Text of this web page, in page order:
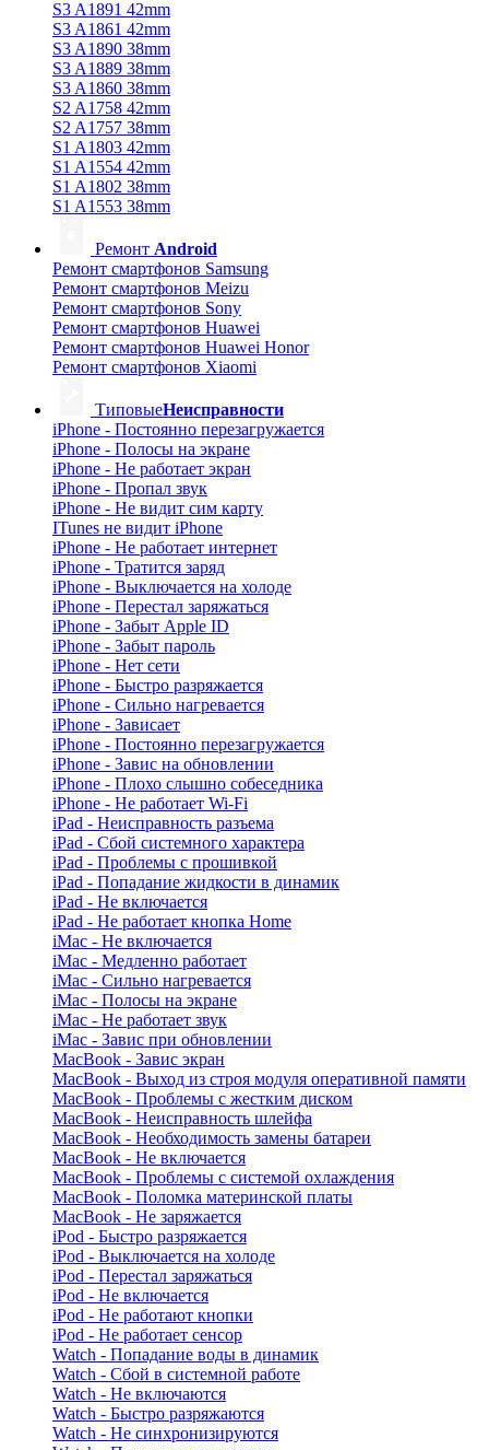
S3 A1891 42mm
S3 A1861 42mm
S3 A1890 38mm
S3 A1889 38mm
S3 A1860 38mm
S2 A1758 42mm
S2 A1757 38mm
S1 A1803 42mm
S1 A1554 42mm
S1 A1802 38mm
S1 A1553 38mm
Ремонт Android
Ремонт смартфонов Samsung
Ремонт смартфонов Meizu
Ремонт смартфонов Sony
Ремонт смартфонов Huawei
Ремонт смартфонов Huawei Honor
Ремонт смартфонов Xiaomi
ТиповыеНеисправности
iPhone - Постоянно перезагружается
iPhone - Полосы на экране
iPhone - Не работает экран
iPhone - Пропал звук
iPhone - Не видит сим карту
ITunes не видит iPhone
iPhone - Не работает интернет
iPhone - Тратится заряд
iPhone - Выключается на холоде
iPhone - Перестал заряжаться
iPhone - Забыт Apple ID
iPhone - Забыт пароль
iPhone - Нет сети
iPhone - Быстро разряжается
iPhone - Сильно нагревается
iPhone - Зависает
iPhone - Постоянно перезагружается
iPhone - Завис на обновлении
iPhone - Плохо слышно собеседника
iPhone - Не работает Wi-Fi
iPad - Неисправность разъема
iPad - Сбой системного характера
iPad - Проблемы с прошивкой
iPad - Попадание жидкости в динамик
iPad - Не включается
iPad - Не работает кнопка Home
iMac - Не включается
iMac - Медленно работает
iMac - Сильно нагревается
iMac - Полосы на экране
iMac - Не работает звук
iMac - Завис при обновлении
MacBook - Завис экран
MacBook - Выход из строя модуля оперативной памяти
MacBook - Проблемы с жестким диском
MacBook - Неисправность шлейфа
MacBook - Необходимость замены батареи
MacBook - Не включается
MacBook - Проблемы с системой охлаждения
MacBook - Поломка материнской платы
MacBook - Не заряжается
iPod - Быстро разряжается
iPod - Выключается на холоде
iPod - Перестал заряжаться
iPod - Не включается
iPod - Не работают кнопки
iPod - Не работает сенсор
Watch - Попадание воды в динамик
Watch - Сбой в системной работе
Watch - Не включаются
Watch - Быстро разряжаются
Watch - Не синхронизируются